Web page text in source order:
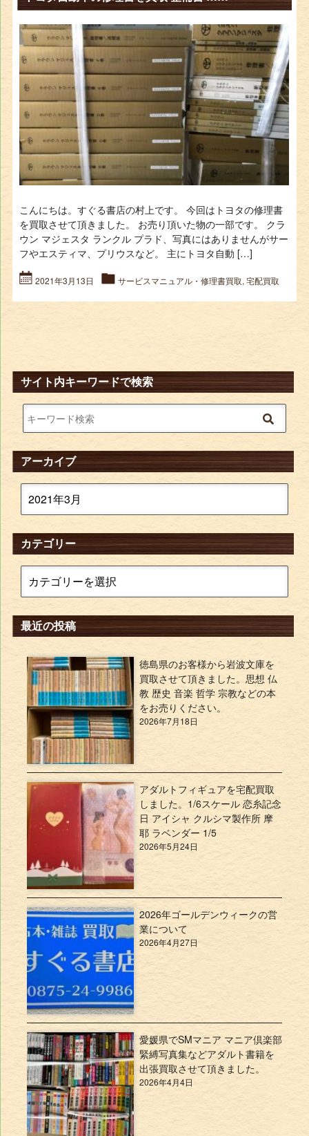
こんにちは。すぐる書店の村上です。 今回はトヨタの修理書
を買取させて頂きました。 お売り頂いた物の一部です。 クラ
ウン マジェスタ ランクル プラド、写真にはありませんがサー
フやエスティマ、プリウスなど。 主にトヨタ自動 […]
2021年3月13日 サービスマニュアル・修理書買取,宅配買取
サイト内キーワードで検索
アーカイブ
カテゴリー
最近の投稿
徳島県のお客様から岩波文庫を
買取させて頂きました。思想 仏
教 歴史 音楽 哲学 宗教などの本
をお売りください。
2026年7月18日
アダルトフィギュアを宅配買取
しました。1/6スケール 恋糸記念
日 アイシャ クルシマ製作所 摩
耶 ラベンダー 1/5
2026年5月24日
2026年ゴールデンウィークの営
業について
2026年4月27日
愛媛県でSMマニア マニア倶楽部
緊縛写真集などアダルト書籍を
出張買取させて頂きました。
2026年4月4日